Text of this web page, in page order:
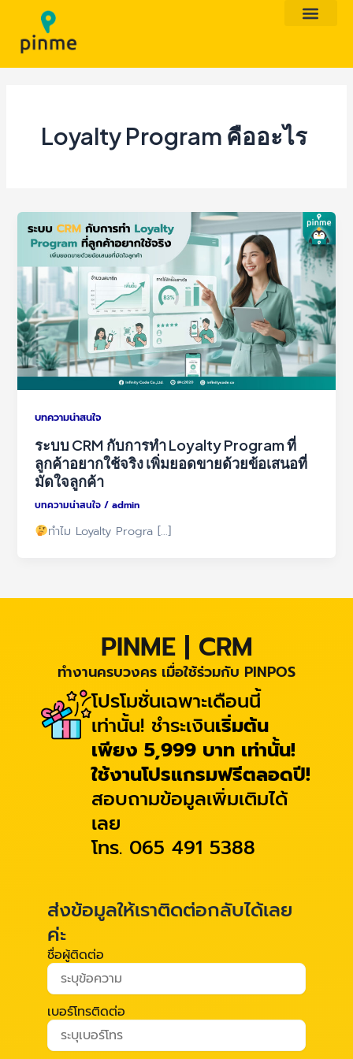
content
Loyalty Program คืออะไร
บทความน่าสนใจ
ระบบ CRM กับการทำ Loyalty Program ที่
ลูกค้าอยากใช้จริง เพิ่มยอดขายด้วยข้อเสนอที่
มัดใจลูกค้า
บทความน่าสนใจ /admin
ทำไม Loyalty Progra […]
PINME | CRM
ทำงานครบวงคร เมื่อใช้ร่วมกับ PINPOS
โปรโมชั่นเฉพาะเดือนนี้
เท่านั้น! ชำระเงินเริ่มต้น
เพียง 5,999 บาท เท่านั้น!
ใช้งานโปรแกรมฟรีตลอดปี!
สอบถามข้อมูลเพิ่มเติมได้
เลย
โทร. 065 491 5388
ส่งข้อมูลให้เราติดต่อกลับได้เลย
ค่ะ
ชื่อผู้ติดต่อ
เบอร์โทรติดต่อ